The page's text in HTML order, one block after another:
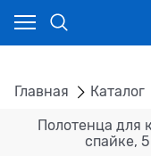
Главная Каталог
Полотенца для
спайке,